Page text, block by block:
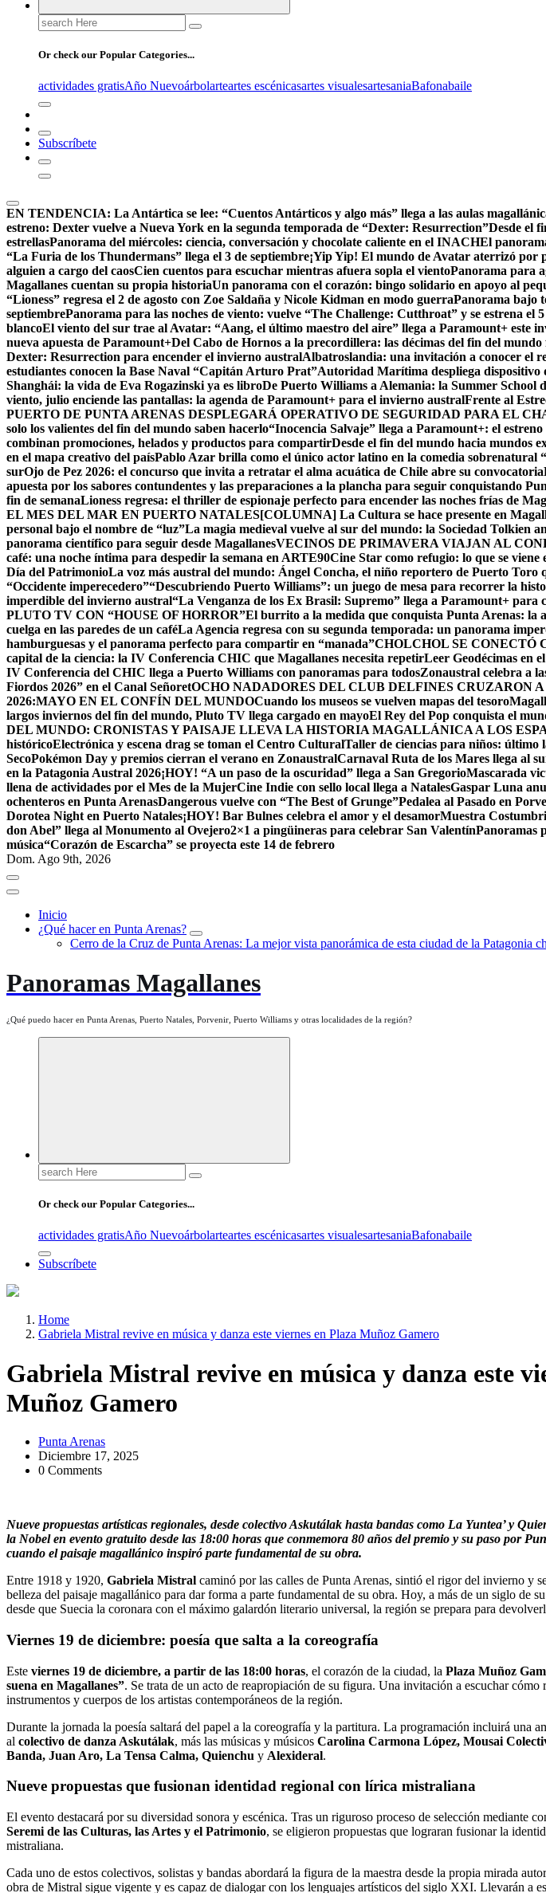
Search
for:
Or check our Popular Categories...
actividades gratisAño Nuevoárbolarteartes escénicasartes visualesartesaniaBafonabaile
Subscríbete
EN TENDENCIA: La Antártica se lee: “Cuentos Antárticos y algo más” llega a las aulas
estreno: Dexter vuelve a Nueva York en la segunda temporada de “Dexter: Resurrection”Desde el
estrellasPanorama del miércoles: ciencia, conversación y chocolate caliente en el INACHEl
“La Furia de los Thundermans” llega el 3 de septiembre¡Yip Yip! El mundo de Avatar aterrizó por
alguien a cargo del caosCien cuentos para escuchar mientras afuera sopla el vientoPanorama para
Magallanes cuentan su propia historiaUn panorama con el corazón: bingo solidario en apoyo al
“Lioness” regresa el 2 de agosto con Zoe Saldaña y Nicole Kidman en modo guerraPanorama bajo
septiembrePanorama para las noches de viento: vuelve “The Challenge: Cutthroat” y se estrena el 5
blancoEl viento del sur trae al Avatar: “Aang, el último maestro del aire” llega a Paramount+ este
nueva apuesta de Paramount+Del Cabo de Hornos a la precordillera: las décimas del fin del
Dexter: Resurrection para encender el invierno australAlbatroslandia: una invitación a conocer el
estudiantes conocen la Base Naval “Capitán Arturo Prat”Autoridad Marítima despliega dispositivo
Shanghái: la vida de Eva Rogazinski ya es libroDe Puerto Williams a Alemania: la Summer School
viento, julio enciende las pantallas: la agenda de Paramount+ para el invierno australFrente al
PUERTO DE PUNTA ARENAS DESPLEGARÁ OPERATIVO DE SEGURIDAD PARA EL
solo los valientes del fin del mundo saben hacerlo“Inocencia Salvaje” llega a Paramount+: el
combinan promociones, helados y productos para compartirDesde el fin del mundo hacia mundos
en el mapa creativo del paísPablo Azar brilla como el único actor latino en la comedia sobrenatural
surOjo de Pez 2026: el concurso que invita a retratar el alma acuática de Chile abre su convocatoria
apuesta por los sabores contundentes y las preparaciones a la plancha para seguir conquistando
fin de semanaLioness regresa: el thriller de espionaje perfecto para encender las noches frías de
EL MES DEL MAR EN PUERTO NATALES[COLUMNA] La Cultura se hace presente en
personal bajo el nombre de “luz”La magia medieval vuelve al sur del mundo: la Sociedad Tolkien
panorama científico para seguir desde MagallanesVECINOS DE PRIMAVERA VIAJAN AL
café: una noche íntima para despedir la semana en ARTE90Cine Star como refugio: lo que se
Día del PatrimonioLa voz más austral del mundo: Ángel Concha, el niño reportero de Puerto
“Occidente imperecedero”“Descubriendo Puerto Williams”: un juego de mesa para recorrer la
imperdible del invierno austral“La Venganza de los Ex Brasil: Supremo” llega a Paramount+ para
PLUTO TV CON “HOUSE OF HORROR”El burrito a la medida que conquista Punta Arenas: la
cuelga en las paredes de un caféLa Agencia regresa con su segunda temporada: un panorama
hamburguesas y el panorama perfecto para compartir en “manada”CHOLCHOL SE CONECTÓ
capital de la ciencia: la IV Conferencia CHIC que Magallanes necesita repetirLeer Geodécimas en
IV Conferencia del CHIC llega a Puerto Williams con panoramas para todosZonaustral celebra a
Fiordos 2026” en el Canal SeñoretOCHO NADADORES DEL CLUB DELFINES CRUZARON
2026:MAYO EN EL CONFÍN DEL MUNDOCuando los museos se vuelven mapas del tesoro
largos inviernos del fin del mundo, Pluto TV llega cargado en mayoEl Rey del Pop conquista el
DEL MUNDO: CRONISTAS Y PAISAJE LLEVA LA HISTORIA MAGALLÁNICA A LOS
históricoElectrónica y escena drag se toman el Centro CulturalTaller de ciencias para niños: último
SecoPokémon Day y premios cierran el verano en ZonaustralCarnaval Ruta de los Mares llega al
en la Patagonia Austral 2026¡HOY! “A un paso de la oscuridad” llega a San GregorioMascarada
llena de actividades por el Mes de la MujerCine Indie con sello local llega a NatalesGaspar Luna
ochenteros en Punta ArenasDangerous vuelve con “The Best of Grunge”Pedalea al Pasado en
Dorotea Night en Puerto Natales¡HOY! Bar Bulnes celebra el amor y el desamorMuestra
don Abel” llega al Monumento al Ovejero2×1 a pingüineras para celebrar San ValentínPanoramas
música“Corazón de Escarcha” se proyecta este 14 de febrero
Dom. Ago 9th, 2026
Inicio
¿Qué hacer en Punta Arenas?
Cerro de la Cruz de Punta Arenas: La mejor vista panorámica de esta ciudad de la Patagonia
Panoramas Magallanes
¿Qué puedo hacer en Punta Arenas, Puerto Natales, Porvenir, Puerto Williams y otras localidades de la región?
Search
for:
Or check our Popular Categories...
actividades gratisAño Nuevoárbolarteartes escénicasartes visualesartesaniaBafonabaile
Subscríbete
Home
Gabriela Mistral revive en música y danza este viernes en Plaza Muñoz Gamero
Gabriela Mistral revive en música y danza este
Muñoz Gamero
Punta Arenas
Diciembre 17, 2025
0 Comments
Nueve propuestas artísticas regionales, desde colectivo Askutálak hasta bandas como La Yuntea’ y
la Nobel en evento gratuito desde las 18:00 horas que conmemora 80 años del premio y su paso por
cuando el paisaje magallánico inspiró parte fundamental de su obra.
Entre 1918 y 1920, Gabriela Mistral caminó por las calles de Punta Arenas, sintió el rigor del invierno y
belleza del paisaje magallánico para dar forma a parte fundamental de su obra. Hoy, a más de un siglo de
desde que Suecia la coronara con el máximo galardón literario universal, la región se prepara para
Viernes 19 de diciembre: poesía que salta a la coreografía
Este viernes 19 de diciembre, a partir de las 18:00 horas, el corazón de la ciudad, la Plaza Muñoz
suena en Magallanes”. Se trata de un acto de reapropiación de su figura. Una invitación a escuchar cómo
instrumentos y cuerpos de los artistas contemporáneos de la región.
Durante la jornada la poesía saltará del papel a la coreografía y la partitura. La programación incluirá una
al colectivo de danza Askutálak, más las músicas y músicos Carolina Carmona López, Mousai
Banda, Juan Aro, La Tensa Calma, Quienchu y Alexideral.
Nueve propuestas que fusionan identidad regional con lírica mistraliana
El evento destacará por su diversidad sonora y escénica. Tras un riguroso proceso de selección mediante
Seremi de las Culturas, las Artes y el Patrimonio, se eligieron propuestas que lograran fusionar la
mistraliana.
Cada uno de estos colectivos, solistas y bandas abordará la figura de la maestra desde la propia mirada
obra de Mistral sigue vigente y es capaz de dialogar con los lenguajes artísticos del siglo XXI. Llevarán a